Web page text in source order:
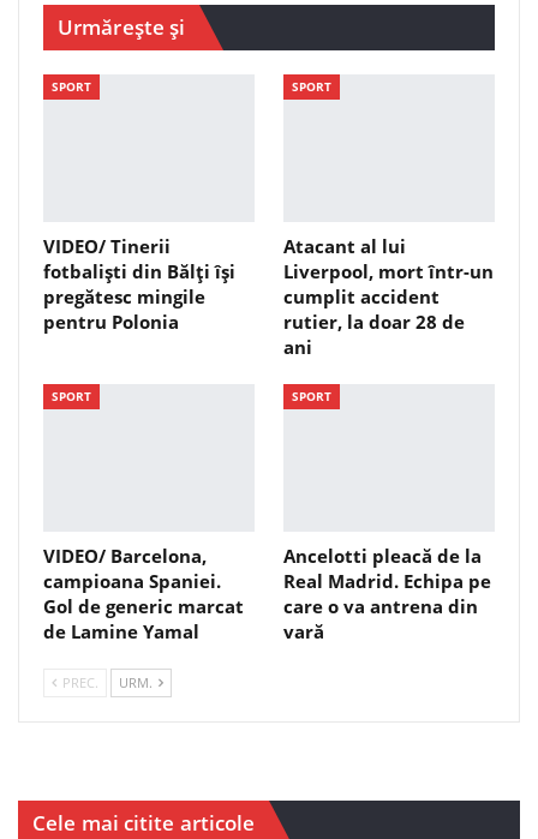
Urmărește și
SPORT
VIDEO/ Tinerii
fotbaliști din Bălți își
pregătesc mingile
pentru Polonia
SPORT
Atacant al lui
Liverpool, mort într-un
cumplit accident
rutier, la doar 28 de
ani
SPORT
VIDEO/ Barcelona,
campioana Spaniei.
Gol de generic marcat
de Lamine Yamal
SPORT
Ancelotti pleacă de la
Real Madrid. Echipa pe
care o va antrena din
vară
PREC. URM.
Cele mai citite articole